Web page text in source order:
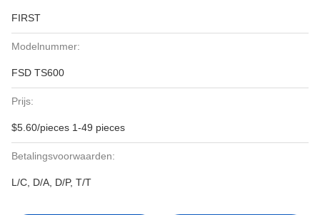
FIRST
Modelnummer:
FSD TS600
Prijs:
$5.60/pieces 1-49 pieces
Betalingsvoorwaarden:
L/C, D/A, D/P, T/T